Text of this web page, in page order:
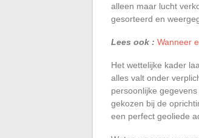
alleen maar lucht
gesorteerd en
Lees ook : Wanneer
Het wettelijke kader
alles valt onder
persoonlijke
gekozen bij de
een perfect geoliede